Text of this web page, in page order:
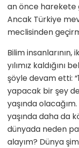
an önce harekete
Ancak Türkiye
meclisinden
Bilim
yılımız
şöyle devam etti:
yapacak bir şey
yaşında
yaşında daha da
dünyada neden
alayım? Dünya